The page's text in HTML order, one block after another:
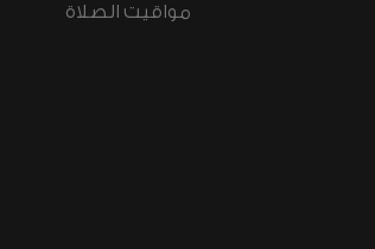
مواقيت الصلاة